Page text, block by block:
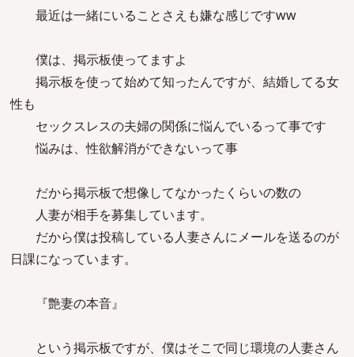
最近は一緒にいることさえも嫌な感じですww
僕は、掲示板使ってますよ
掲示板を使って始めて知ったんですが、結婚してる女
性も
セックスレスの夫婦の関係に悩んでいるって事です
悩みは、性欲解消ができないって事
だから掲示板で想像してなかったくらいの数の
人妻が相手を募集しています。
だから僕は投稿している人妻さんにメールを送るのが
日課になっています。
『艶妻の本音』
という掲示板ですが、僕はそこで同じ環境の人妻さん